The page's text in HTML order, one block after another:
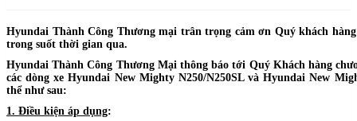
Hyundai Thành Công Thương mại trân trọng cảm ơn Quý khách
trong suốt thời gian qua.
Hyundai Thành Công Thương Mại thông báo tới Quý Khách hàng
các dòng xe Hyundai New Mighty N250/N250SL và Hyundai New
thể như sau:
1. Điều kiện áp dụng: